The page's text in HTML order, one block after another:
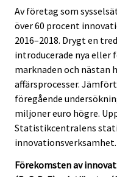
Av företag som
över 60 procent
2016–2018. Drygt en
introducerade nya eller
marknaden och nästan
affärsprocesser.
föregående
miljoner euro högre.
Statistikcentralens
innovationsverksamhet.
Förekomsten av